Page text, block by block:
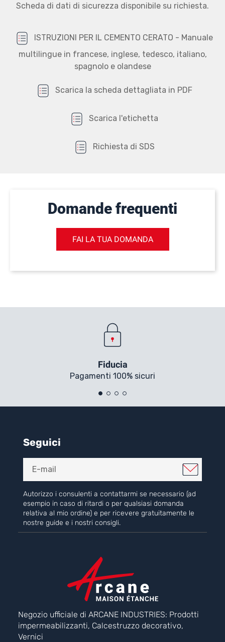
Scheda di dati di sicurezza disponibile su richiesta.
ISTRUZIONI PER IL CEMENTO CERATO - Manuale
multilingue in francese, inglese, tedesco, italiano,
spagnolo e olandese
Scarica la scheda dettagliata in PDF
Scarica l'etichetta
Richiesta di SDS
Domande frequenti
FAI LA TUA DOMANDA
Fiducia
Pagamenti 100% sicuri
Seguici
Autorizzo i consulenti a contattarmi se necessario (ad
esempio in caso di ritardi o per qualsiasi domanda
relativa al mio ordine) e per ricevere gratuitamente le
nostre guide e i nostri consigli.
Negozio ufficiale di ARCANE INDUSTRIES: Prodotti
impermeabilizzanti, Calcestruzzo decorativo,
Vernici